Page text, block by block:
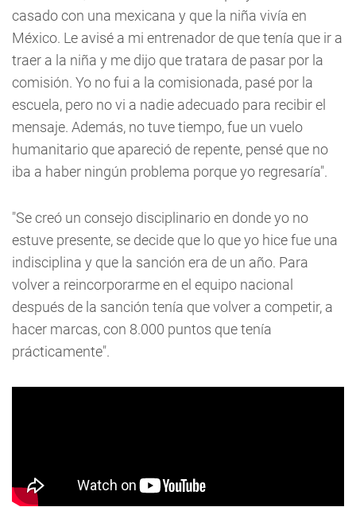
casado con una mexicana y que la niña vivía en
México. Le avisé a mi entrenador de que tenía que ir a
traer a la niña y me dijo que tratara de pasar por la
comisión. Yo no fui a la comisionada, pasé por la
escuela, pero no vi a nadie adecuado para recibir el
mensaje. Además, no tuve tiempo, fue un vuelo
humanitario que apareció de repente, pensé que no
iba a haber ningún problema porque yo regresaría".
"Se creó un consejo disciplinario en donde yo no
estuve presente, se decide que lo que yo hice fue una
indisciplina y que la sanción era de un año. Para
volver a reincorporarme en el equipo nacional
después de la sanción tenía que volver a competir, a
hacer marcas, con 8.000 puntos que tenía
prácticamente".